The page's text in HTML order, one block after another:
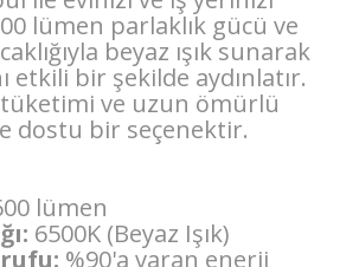
lümen parlaklık gücü ve
beyaz ışık sunarak
etkili bir şekilde aydınlatır.
ve uzun ömürlü
dostu bir seçenektir.
lümen
6500K (Beyaz Işık)
%90'a varan enerji